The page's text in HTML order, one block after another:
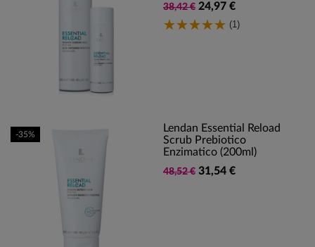
38,42 € 24,97 €
(1)
Lendan Essential Reload
Scrub Prebiotico
Enzimatico (200ml)
48,52 € 31,54 €
-35%